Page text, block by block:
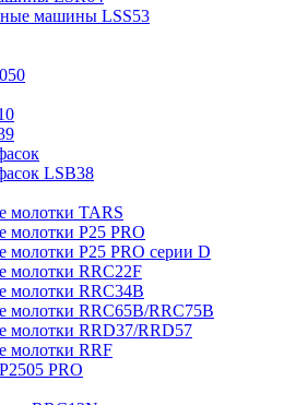
машины LSS53
LSB38
молотки TARS
молотки P25 PRO
молотки P25 PRO серии D
молотки RRC22F
молотки RRC34B
молотки RRC65B/RRC75B
молотки RRD37/RRD57
молотки RRF
PRO